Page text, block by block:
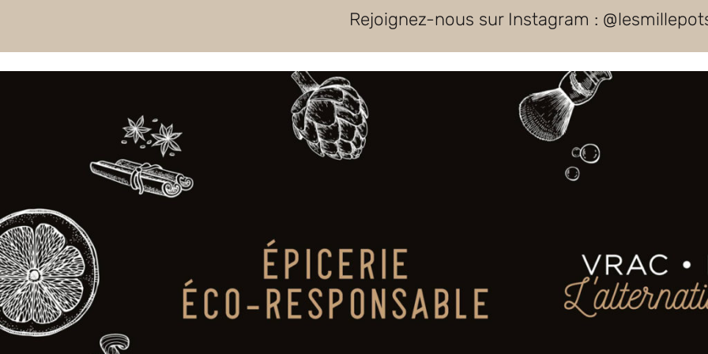
Rejoignez-nous sur Instagram :